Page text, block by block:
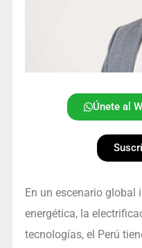
Únete al
En un escenario
energética, la
tecnologías, el Perú